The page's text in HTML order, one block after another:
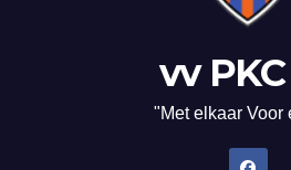
vv
"Met elkaar Voor